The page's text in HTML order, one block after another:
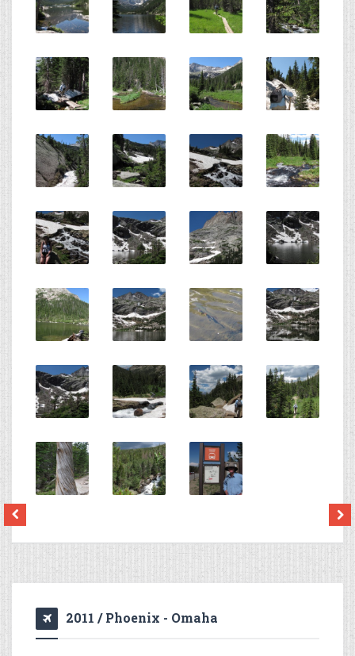
2011 / Phoenix - Omaha